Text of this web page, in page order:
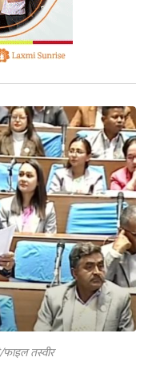
तस्वीर